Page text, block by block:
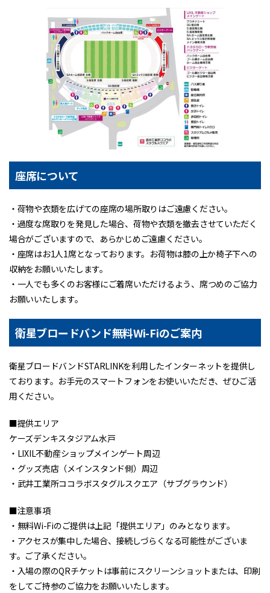
座席について
・荷物や衣類を広げての座席の場所取りはご遠慮ください。
・過度な席取りを発見した場合、荷物や衣類を撤去させていただく
場合がございますので、あらかじめご遠慮ください。
・座席はお1人1席となっております。お荷物は膝の上か椅子下への
収納をお願いいたします。
・一人でも多くのお客様にご着席いただけるよう、席つめのご協力
お願いいたします。
衛星ブロードバンド無料Wi-Fiのご案内
衛星ブロードバンドSTARLINKを利用したインターネットを提供し
ております。お手元のスマートフォンをお使いいただき、ぜひご活
用ください。
■提供エリア
ケーズデンキスタジアム水戸
・LIXIL不動産ショップメインゲート周辺
・グッズ売店（メインスタンド側）周辺
・武井工業所ココラボスタグルスクエア（サブグラウンド）
■注意事項
・無料Wi-Fiのご提供は上記「提供エリア」のみとなります。
・アクセスが集中した場合、接続しづらくなる可能性がございま
す。ご了承ください。
・入場の際のQRチケットは事前にスクリーンショットまたは、印刷
をしてご持参のご協力をお願いいたします。